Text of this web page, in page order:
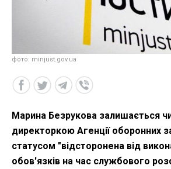
фото: minjust.gov.ua
Марина Безрукова залишається
директоркою Агенції оборонних
статусом "відсторонена від
обов'язків на час службового